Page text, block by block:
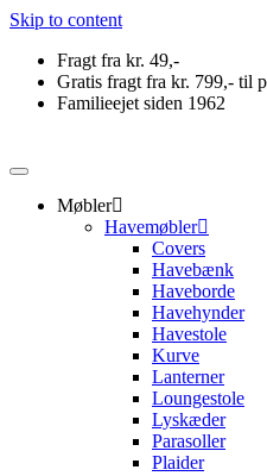
Skip to content
Fragt fra kr. 49,-
Gratis fragt fra kr. 799,- til
Familieejet siden 1962
Møbler
Havemøbler
Covers
Havebænk
Haveborde
Havehynder
Havestole
Kurve
Lanterner
Loungestole
Lyskæder
Parasoller
Plaider